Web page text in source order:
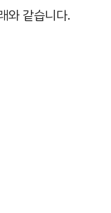
와 같습니다.